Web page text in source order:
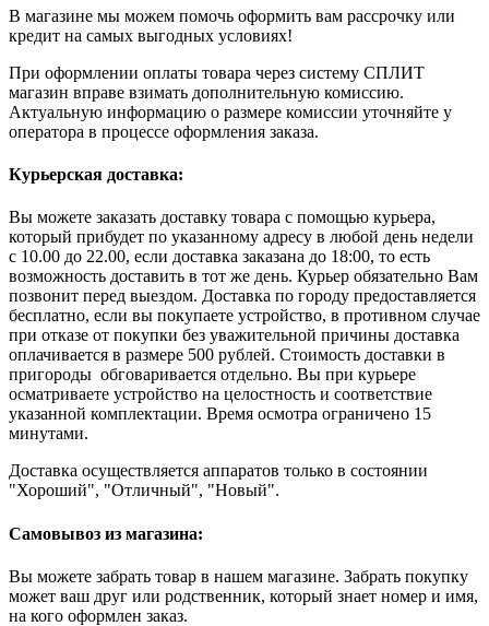
В магазине мы можем помочь оформить вам рассрочку или
кредит на самых выгодных условиях!
При оформлении оплаты товара через систему СПЛИТ
магазин вправе взимать дополнительную комиссию.
Актуальную информацию о размере комиссии уточняйте у
оператора в процессе оформления заказа.
Курьерская доставка:
Вы можете заказать доставку товара с помощью курьера,
который прибудет по указанному адресу в любой день недели
с 10.00 до 22.00, если доставка заказана до 18:00, то есть
возможность доставить в тот же день. Курьер обязательно Вам
позвонит перед выездом. Доставка по городу предоставляется
бесплатно, если вы покупаете устройство, в противном случае
при отказе от покупки без уважительной причины доставка
оплачивается в размере 500 рублей. Стоимость доставки в
пригороды обговаривается отдельно. Вы при курьере
осматриваете устройство на целостность и соответствие
указанной комплектации. Время осмотра ограничено 15
минутами.
Доставка осуществляется аппаратов только в состоянии
"Хороший", "Отличный", "Новый".
Самовывоз из магазина:
Вы можете забрать товар в нашем магазине. Забрать покупку
может ваш друг или родственник, который знает номер и имя,
на кого оформлен заказ.